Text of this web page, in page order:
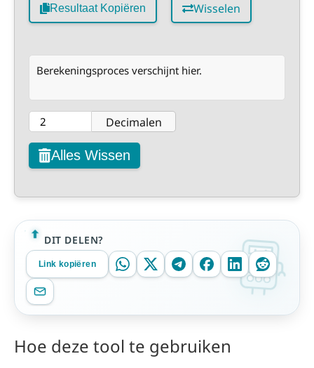
Resultaat Kopiëren Wisselen
Berekeningsproces verschijnt hier.
Decimalen
Alles Wissen
DIT DELEN?
Link kopiëren
Hoe deze tool te gebruiken